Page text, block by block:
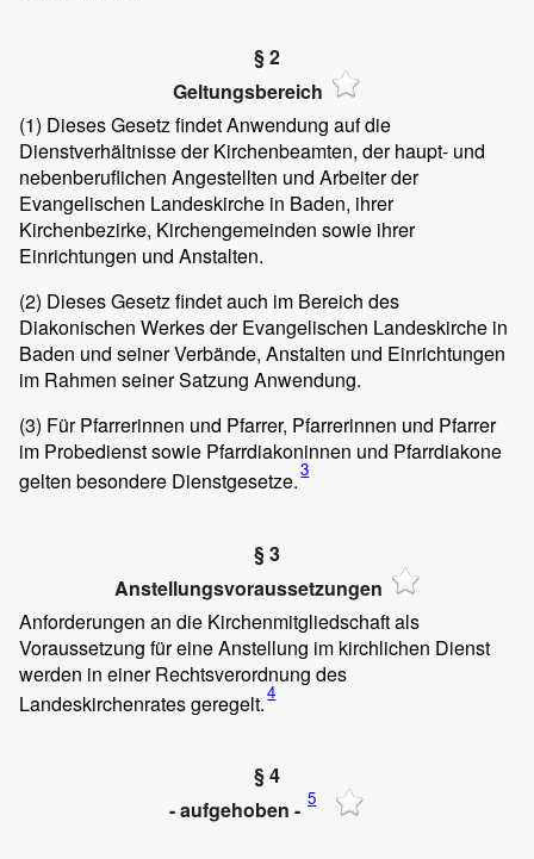
§ 2
Geltungsbereich
(1) Dieses Gesetz findet Anwendung auf die
Dienstverhältnisse der Kirchenbeamten, der haupt- und
nebenberuflichen Angestellten und Arbeiter der
Evangelischen Landeskirche in Baden, ihrer
Kirchenbezirke, Kirchengemeinden sowie ihrer
Einrichtungen und Anstalten.
(2) Dieses Gesetz findet auch im Bereich des
Diakonischen Werkes der Evangelischen Landeskirche in
Baden und seiner Verbände, Anstalten und Einrichtungen
im Rahmen seiner Satzung Anwendung.
(3) Für Pfarrerinnen und Pfarrer, Pfarrerinnen und Pfarrer
im Probedienst sowie Pfarrdiakoninnen und Pfarrdiakone
gelten besondere Dienstgesetze.3
§ 3
Anstellungsvoraussetzungen
Anforderungen an die Kirchenmitgliedschaft als
Voraussetzung für eine Anstellung im kirchlichen Dienst
werden in einer Rechtsverordnung des
Landeskirchenrates geregelt.4
§ 4
- aufgehoben - 5